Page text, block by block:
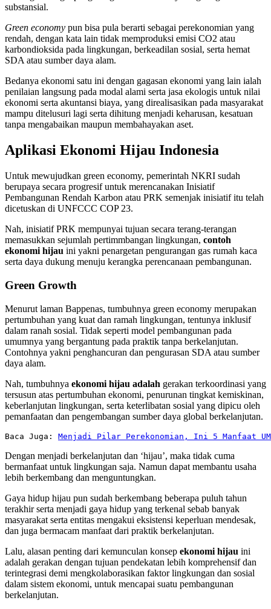
substansial.
Green economy pun bisa pula berarti sebagai perekonomian yang
rendah, dengan kata lain tidak memproduksi emisi CO2 atau
karbondioksida pada lingkungan, berkeadilan sosial, serta hemat
SDA atau sumber daya alam.
Bedanya ekonomi satu ini dengan gagasan ekonomi yang lain ialah
penilaian langsung pada modal alami serta jasa ekologis untuk nilai
ekonomi serta akuntansi biaya, yang direalisasikan pada masyarakat
mampu ditelusuri lagi serta dihitung menjadi keharusan, kesatuan
tanpa mengabaikan maupun membahayakan aset.
Aplikasi Ekonomi Hijau Indonesia
Untuk mewujudkan green economy, pemerintah NKRI sudah
berupaya secara progresif untuk merencanakan Inisiatif
Pembangunan Rendah Karbon atau PRK semenjak inisiatif itu telah
dicetuskan di UNFCCC COP 23.
Nah, inisiatif PRK mempunyai tujuan secara terang-terangan
memasukkan sejumlah pertimmbangan lingkungan, contoh
ekonomi hijau ini yakni penargetan pengurangan gas rumah kaca
serta daya dukung menuju kerangka perencanaan pembangunan.
Green Growth
Menurut laman Bappenas, tumbuhnya green economy merupakan
pertumbuhan yang kuat dan ramah lingkungan, tentunya inklusif
dalam ranah sosial. Tidak seperti model pembangunan pada
umumnya yang bergantung pada praktik tanpa berkelanjutan.
Contohnya yakni penghancuran dan pengurasan SDA atau sumber
daya alam.
Nah, tumbuhnya ekonomi hijau adalah gerakan terkoordinasi yang
tersusun atas pertumbuhan ekonomi, penurunan tingkat kemiskinan,
keberlanjutan lingkungan, serta keterlibatan sosial yang dipicu oleh
pemanfaatan dan pengembangan sumber daya global berkelanjutan.
Baca Juga: Menjadi Pilar Perekonomian, Ini 5 Manfaat
Dengan menjadi berkelanjutan dan ‘hijau’, maka tidak cuma
bermanfaat untuk lingkungan saja. Namun dapat membantu usaha
lebih berkembang dan menguntungkan.
Gaya hidup hijau pun sudah berkembang beberapa puluh tahun
terakhir serta menjadi gaya hidup yang terkenal sebab banyak
masyarakat serta entitas mengakui eksistensi keperluan mendesak,
dan juga bermacam manfaat dari praktik berkelanjutan.
Lalu, alasan penting dari kemunculan konsep ekonomi hijau ini
adalah gerakan dengan tujuan pendekatan lebih komprehensif dan
terintegrasi demi mengkolaborasikan faktor lingkungan dan sosial
dalam sistem ekonomi, untuk mencapai suatu pembangunan
berkelanjutan.